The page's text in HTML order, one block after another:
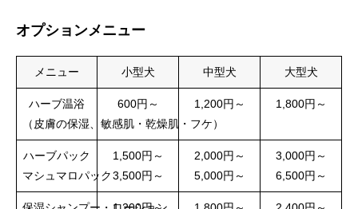
オプションメニュー
メニュー 小型犬 中型犬 大型犬
ハーブ温浴
（皮膚の保湿、敏感肌・乾燥肌・フケ）
600円～ 1,200円～ 1,800円～
ハーブパック
マシュマロパック
1,500円～
3,500円～
2,000円～
5,000円～
3,000円～
6,500円～